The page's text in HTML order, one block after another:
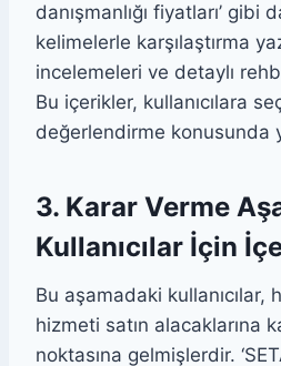
danışmanlığı fiyatları’
kelimelerle karşılaştırma
incelemeleri ve detaylı
Bu içerikler, kullanıcılara
değerlendirme konusunda
3. Karar Verme
Kullanıcılar İçin
Bu aşamadaki kullanıcılar,
hizmeti satın alacaklarına
noktasına gelmişlerdir.